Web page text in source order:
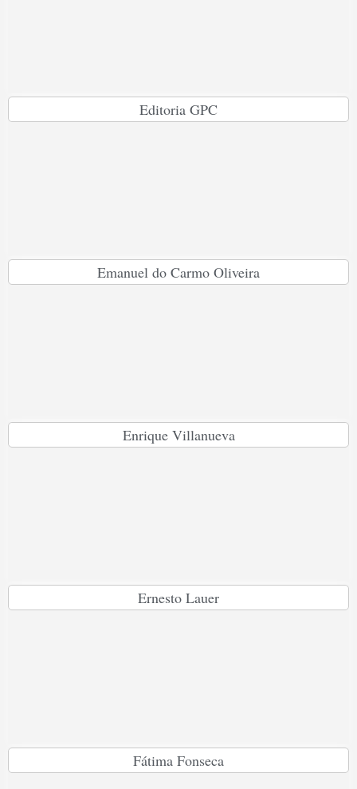
Editoria GPC
Emanuel do Carmo Oliveira
Enrique Villanueva
Ernesto Lauer
Fátima Fonseca